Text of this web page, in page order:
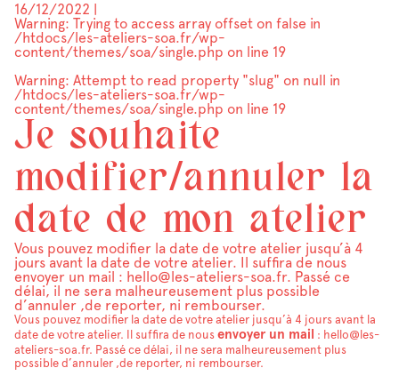
16/12/2022
Warning: Trying to access array offset on false in
/htdocs/les-ateliers-soa.fr/wp-
content/themes/soa/single.php on line 19
Warning: Attempt to read property "slug" on null in
/htdocs/les-ateliers-soa.fr/wp-
content/themes/soa/single.php on line 19
Je souhaite
modifier/annuler la
date de mon atelier
Vous pouvez modifier la date de votre atelier jusqu’à 4
jours avant la date de votre atelier. Il suffira de nous
envoyer un mail : hello@les-ateliers-soa.fr. Passé ce
délai, il ne sera malheureusement plus possible
d’annuler ,de reporter, ni rembourser.
Vous pouvez modifier la date de votre atelier jusqu’à 4 jours avant la
date de votre atelier. Il suffira de nous envoyer un mail : hello@les-
ateliers-soa.fr. Passé ce délai, il ne sera malheureusement plus
possible d’annuler ,de reporter, ni rembourser.